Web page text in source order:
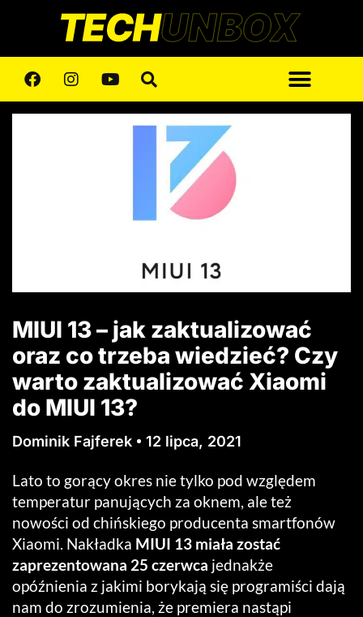
MIUI 13 – jak zaktualizować
oraz co trzeba wiedzieć? Czy
warto zaktualizować Xiaomi
do MIUI 13?
Dominik Fajferek 12 lipca, 2021
Lato to gorący okres nie tylko pod względem
temperatur panujących za oknem, ale też
nowości od chińskiego producenta smartfonów
Xiaomi. Nakładka MIUI 13 miała zostać
zaprezentowana 25 czerwca jednakże
opóźnienia z jakimi borykają się programiści dają
nam do zrozumienia, że premiera nastąpi